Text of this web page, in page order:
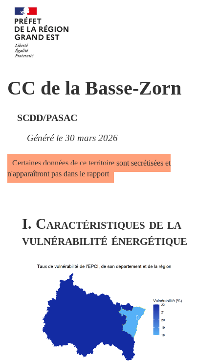
CC de la Basse-Zorn
SCDD/PASAC
Généré le 30 mars 2026
Certaines données de ce territoire sont secrétisées et
n'apparaîtront pas dans le rapport
I. Caractéristiques de la
vulnérabilité énergétique